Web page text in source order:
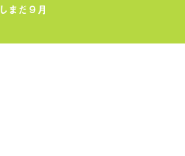
まだ９月